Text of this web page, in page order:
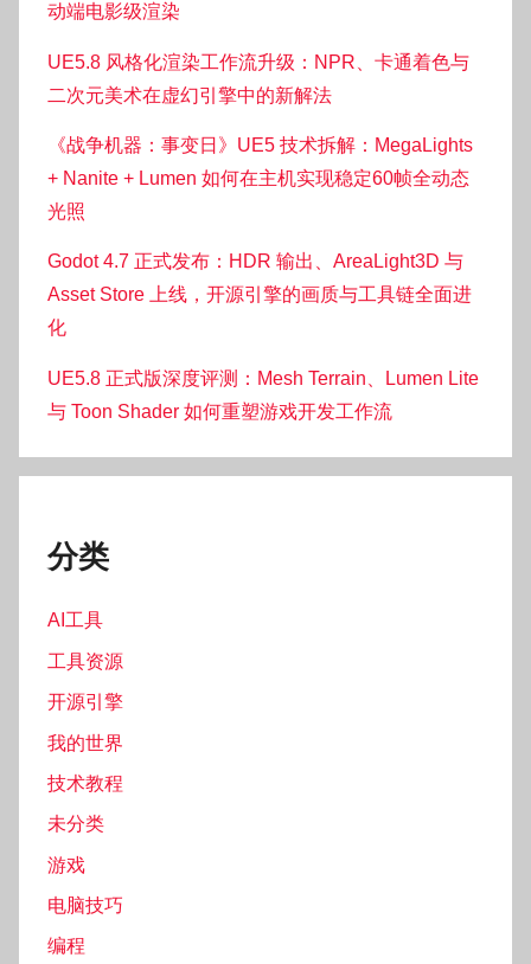
动端电影级渲染
UE5.8 风格化渲染工作流升级：NPR、卡通着色与
二次元美术在虚幻引擎中的新解法
《战争机器：事变日》UE5 技术拆解：MegaLights
+ Nanite + Lumen 如何在主机实现稳定60帧全动态
光照
Godot 4.7 正式发布：HDR 输出、AreaLight3D 与
Asset Store 上线，开源引擎的画质与工具链全面进
化
UE5.8 正式版深度评测：Mesh Terrain、Lumen Lite
与 Toon Shader 如何重塑游戏开发工作流
分类
AI工具
工具资源
开源引擎
我的世界
技术教程
未分类
游戏
电脑技巧
编程